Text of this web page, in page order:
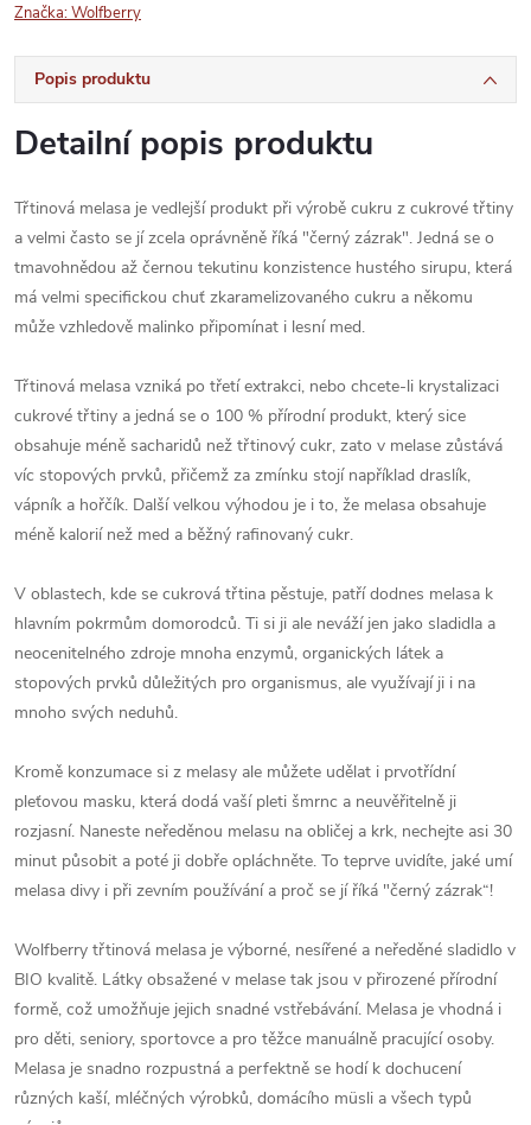
Značka:Wolfberry
Popis produktu
Detailní popis produktu
Třtinová melasa je vedlejší produkt při výrobě cukru z cukrové třtiny
a velmi často se jí zcela oprávněně říká "černý zázrak". Jedná se o
tmavohnědou až černou tekutinu konzistence hustého sirupu, která
má velmi specifickou chuť zkaramelizovaného cukru a někomu
může vzhledově malinko připomínat i lesní med.
Třtinová melasa vzniká po třetí extrakci, nebo chcete-li krystalizaci
cukrové třtiny a jedná se o 100 % přírodní produkt, který sice
obsahuje méně sacharidů než třtinový cukr, zato v melase zůstává
víc stopových prvků, přičemž za zmínku stojí například draslík,
vápník a hořčík. Další velkou výhodou je i to, že melasa obsahuje
méně kalorií než med a běžný rafinovaný cukr.
V oblastech, kde se cukrová třtina pěstuje, patří dodnes melasa k
hlavním pokrmům domorodců. Ti si ji ale neváží jen jako sladidla a
neocenitelného zdroje mnoha enzymů, organických látek a
stopových prvků důležitých pro organismus, ale využívají ji i na
mnoho svých neduhů.
Kromě konzumace si z melasy ale můžete udělat i prvotřídní
pleťovou masku, která dodá vaší pleti šmrnc a neuvěřitelně ji
rozjasní. Naneste neředěnou melasu na obličej a krk, nechejte asi 30
minut působit a poté ji dobře opláchněte. To teprve uvidíte, jaké umí
melasa divy i při zevním používání a proč se jí říká "černý zázrak“!
Wolfberry třtinová melasa je výborné, nesířené a neředěné sladidlo v
BIO kvalitě. Látky obsažené v melase tak jsou v přirozené přírodní
formě, což umožňuje jejich snadné vstřebávání. Melasa je vhodná i
pro děti, seniory, sportovce a pro těžce manuálně pracující osoby.
Melasa je snadno rozpustná a perfektně se hodí k dochucení
různých kaší, mléčných výrobků, domácího müsli a všech typů